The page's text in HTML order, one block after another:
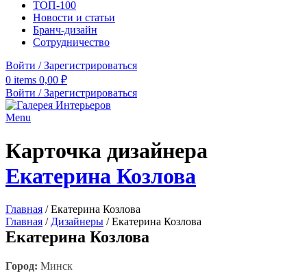
ТОП-100
Новости и статьи
Бранч-дизайн
Сотрудничество
Войти / Зарегистрироваться
0 items 0,00 ₽
Войти / Зарегистрироваться
Menu
Карточка дизайнера
Екатерина Козлова
Главная /Екатерина Козлова
Главная /Дизайнеры /Екатерина Козлова
Екатерина Козлова
Город: Минск